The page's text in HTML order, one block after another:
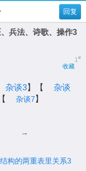
回复
兵法、诗歌、操作3
1#
收藏
杂谈3】【
杂谈
杂谈7】
→
构的两重表里关系3